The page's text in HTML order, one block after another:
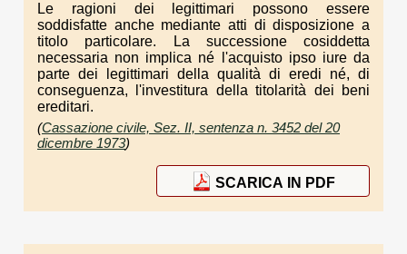
Le ragioni dei legittimari possono essere
soddisfatte anche mediante atti di disposizione a
titolo particolare. La successione cosiddetta
necessaria non implica né l'acquisto ipso iure da
parte dei legittimari della qualità di eredi né, di
conseguenza, l'investitura della titolarità dei beni
ereditari.
(Cassazione civile, Sez. II, sentenza n. 3452 del 20
dicembre 1973)
SCARICA IN PDF